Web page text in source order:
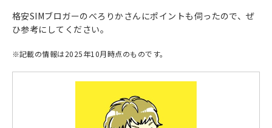
格安SIMブロガーのべろりかさんにポイントも伺ったので、ぜ
ひ参考にしてください。
※記載の情報は2025年10月時点のものです。